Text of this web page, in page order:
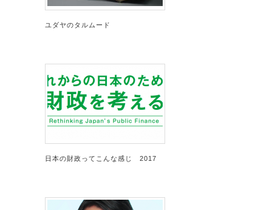
ユダヤのタルムード
日本の財政ってこんな感じ 2017